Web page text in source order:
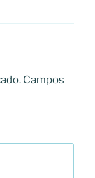
Campos